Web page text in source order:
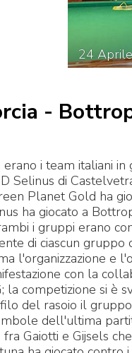
24
-
erano i team italiani in
Selinus di
Planet Gold ha
ha giocato a
i gruppi erano
di ciascun gruppo
l'organizzazione e
con la
la competizione si è
del rasoio il
dell'ultima
fra Gaiotti e Gijsels